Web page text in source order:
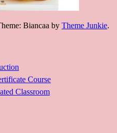
Biancaa by Theme Junkie.
Course
Classroom